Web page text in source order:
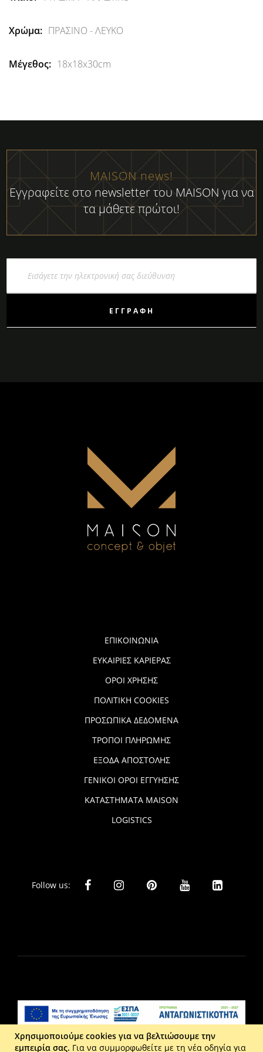
ΠΡΑΣΙΝΟ - ΛΕΥΚΟ
18x18x30cm
MAISON news!
Εγγραφείτε στο newsletter του MAISON για να
τα μάθετε πρώτοι!
ΕΓΓΡΑΦΉ
ΕΠΙΚΟΙΝΩΝΙΑ
ΕΥΚΑΙΡΙΕΣ ΚΑΡΙΕΡΑΣ
ΟΡΟΙ ΧΡΗΣΗΣ
ΠΟΛΙΤΙΚΗ COOKIES
ΠΡΟΣΩΠΙΚΑ ΔΕΔΟΜΕΝΑ
ΤΡΟΠΟΙ ΠΛΗΡΩΜΗΣ
ΕΞΟΔΑ ΑΠΟΣΤΟΛΗΣ
ΓΕΝΙΚΟΙ ΟΡΟΙ ΕΓΓΥΗΣΗΣ
ΚΑΤΑΣΤΗΜΑΤΑ MAISON
LOGISTICS
Follow us:
Χρησιμοποιούμε cookies για να βελτιώσουμε την
εμπειρία σας. Για να συμμορφωθείτε με τη νέα οδηγία για